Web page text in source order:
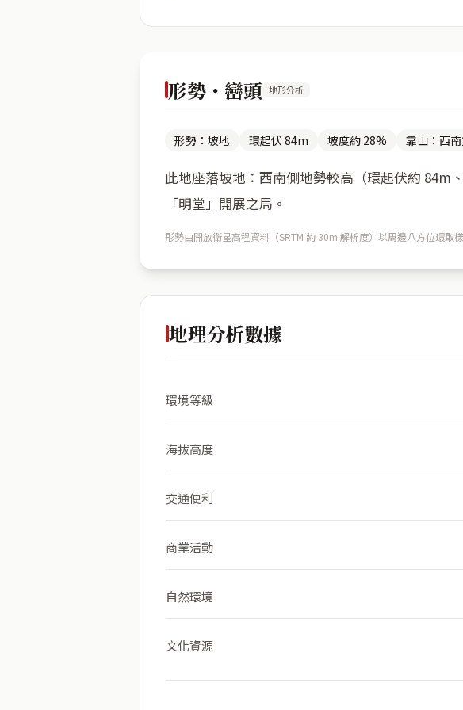
形勢・巒頭 地形分析
形勢：坡地 環起伏 84m 坡度約 28% 靠山：西
此地座落坡地：西南側地勢較高（環起伏約 84m
「明堂」開展之局。
形勢由開放衛星高程資料（SRTM 約 30m 解析度）以周邊八方位環取
地理分析數據
環境等級
海拔高度
交通便利
商業活動
自然環境
文化資源